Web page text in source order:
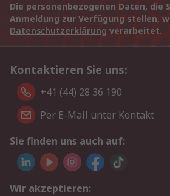
Die personenbezogenen Daten, die
Anmeldung zur Verfügung stellen,
Datenschutzerklärung verarbeitet.
Kontaktieren Sie uns:
+41 (44) 28 36 190
Per E-Mail unter Kontakt
Sie finden uns auch auf:
Wir akzeptieren: